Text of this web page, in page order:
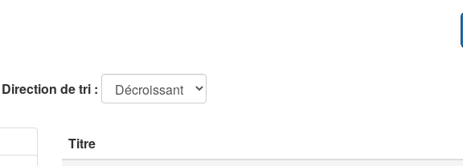
Direction de tri :
Titre